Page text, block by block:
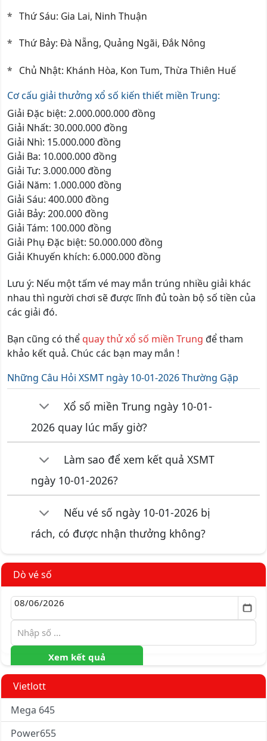
Thứ Sáu: Gia Lai, Ninh Thuận
Thứ Bảy: Đà Nẵng, Quảng Ngãi, Đắk Nông
Chủ Nhật: Khánh Hòa, Kon Tum, Thừa Thiên Huế
Cơ cấu giải thưởng xổ số kiến thiết miền Trung:
Giải Đặc biệt: 2.000.000.000 đồng
Giải Nhất: 30.000.000 đồng
Giải Nhì: 15.000.000 đồng
Giải Ba: 10.000.000 đồng
Giải Tư: 3.000.000 đồng
Giải Năm: 1.000.000 đồng
Giải Sáu: 400.000 đồng
Giải Bảy: 200.000 đồng
Giải Tám: 100.000 đồng
Giải Phụ Đặc biệt: 50.000.000 đồng
Giải Khuyến khích: 6.000.000 đồng
Lưu ý: Nếu một tấm vé may mắn trúng nhiều giải khác
nhau thì người chơi sẽ được lĩnh đủ toàn bộ số tiền của
các giải đó.
Bạn cũng có thể quay thử xổ số miền Trung để tham
khảo kết quả. Chúc các bạn may mắn !
Những Câu Hỏi XSMT ngày 10-01-2026 Thường Gặp
Xổ số miền Trung ngày 10-01-
2026 quay lúc mấy giờ?
Làm sao để xem kết quả XSMT
ngày 10-01-2026?
Nếu vé số ngày 10-01-2026 bị
rách, có được nhận thưởng không?
Dò vé số
Xem kết quả
Vietlott
Mega 645
Power655